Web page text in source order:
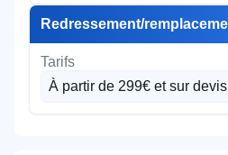
Redressement/
À partir de 299€ et sur devis